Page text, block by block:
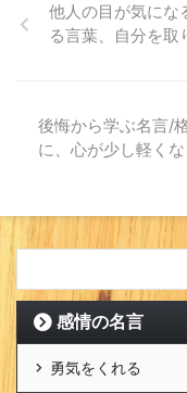
他人の目が気にな
る言葉、自分を取
後悔から学ぶ名言/
に、心が少し軽く
感情の名言
勇気をくれる